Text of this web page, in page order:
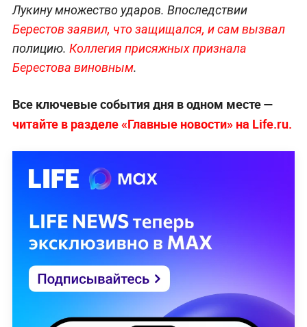
Лукину множество ударов. Впоследствии
Берестов заявил, что защищался, и сам вызвал
полицию. Коллегия присяжных признала
Берестова виновным.
Все ключевые события дня в одном месте —
читайте в разделе «Главные новости» на Life.ru.